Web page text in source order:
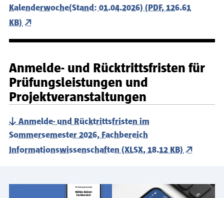
Kalenderwoche(Stand: 01.04.2026) (PDF, 126.61
KB)
Anmelde- und Rücktrittsfristen für
Prüfungsleistungen und
Projektveranstaltungen
Anmelde- und Rücktrittsfristen im
Sommersemester 2026, Fachbereich
Informationswissenschaften (XLSX, 18.12 KB)